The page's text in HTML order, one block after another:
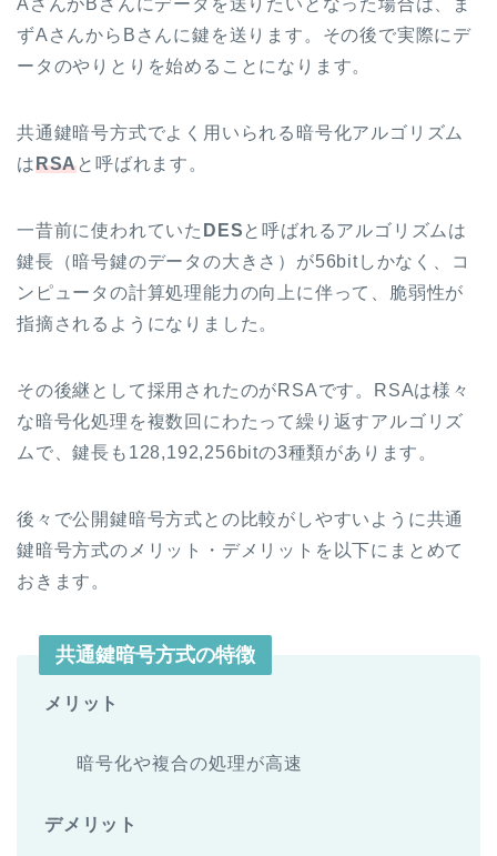
AさんがBさんにデータを送りたいとなった場合は、ま
ずAさんからBさんに鍵を送ります。その後で実際にデ
ータのやりとりを始めることになります。
共通鍵暗号方式でよく用いられる暗号化アルゴリズム
はRSAと呼ばれます。
一昔前に使われていた DES と呼ばれるアルゴリズムは
鍵長（暗号鍵のデータの大きさ）が56bitしかなく、コ
ンピュータの計算処理能力の向上に伴って、脆弱性が
指摘されるようになりました。
その後継として採用されたのがRSAです。RSAは様々
な暗号化処理を複数回にわたって繰り返すアルゴリズ
ムで、鍵長も128,192,256bitの3種類があります。
後々で公開鍵暗号方式との比較がしやすいように共通
鍵暗号方式のメリット・デメリットを以下にまとめて
おきます。
共通鍵暗号方式の特徴
メリット
暗号化や複合の処理が高速
デメリット